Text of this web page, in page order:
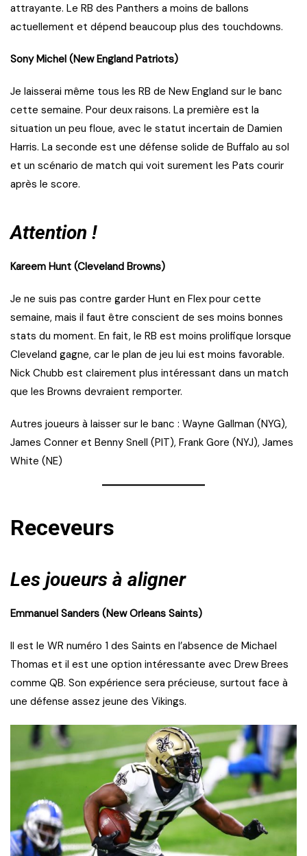
attrayante. Le RB des Panthers a moins de ballons
actuellement et dépend beaucoup plus des touchdowns.
Sony Michel (New England Patriots)
Je laisserai même tous les RB de New England sur le banc
cette semaine. Pour deux raisons. La première est la
situation un peu floue, avec le statut incertain de Damien
Harris. La seconde est une défense solide de Buffalo au sol
et un scénario de match qui voit surement les Pats courir
après le score.
Attention !
Kareem Hunt (Cleveland Browns)
Je ne suis pas contre garder Hunt en Flex pour cette
semaine, mais il faut être conscient de ses moins bonnes
stats du moment. En fait, le RB est moins prolifique lorsque
Cleveland gagne, car le plan de jeu lui est moins favorable.
Nick Chubb est clairement plus intéressant dans un match
que les Browns devraient remporter.
Autres joueurs à laisser sur le banc : Wayne Gallman (NYG),
James Conner et Benny Snell (PIT), Frank Gore (NYJ), James
White (NE)
Receveurs
Les joueurs à aligner
Emmanuel Sanders (New Orleans Saints)
Il est le WR numéro 1 des Saints en l’absence de Michael
Thomas et il est une option intéressante avec Drew Brees
comme QB. Son expérience sera précieuse, surtout face à
une défense assez jeune des Vikings.